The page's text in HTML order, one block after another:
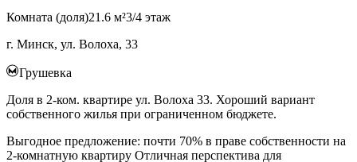
Комната (доля)21.6 м²3/4 этаж
г. Минск, ул. Волоха, 33
Грушевка
Доля в 2-ком. квартире ул. Волоха 33. Хороший вариант
собственного жилья при ограниченном бюджете.
Выгодное предложение: почти 70% в праве собственности на
2-комнатную квартиру Отличная перспектива для